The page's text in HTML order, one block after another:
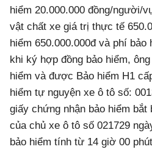
hiểm 20.000.000 đồng/người/
vật chất xe giá trị thực tế
hiểm 650.000.000đ và phí bảo
khi ký hợp đồng bảo hiểm,
hiểm và được Bảo hiểm H1
hiểm tự nguyện xe ô tô số:
giấy chứng nhận bảo hiểm
của chủ xe ô tô số 021729
bảo hiểm tính từ 14 giờ 00